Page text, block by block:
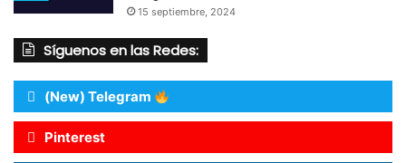
15 septiembre, 2024
Síguenos en las Redes:
(New) Telegram
Pinterest